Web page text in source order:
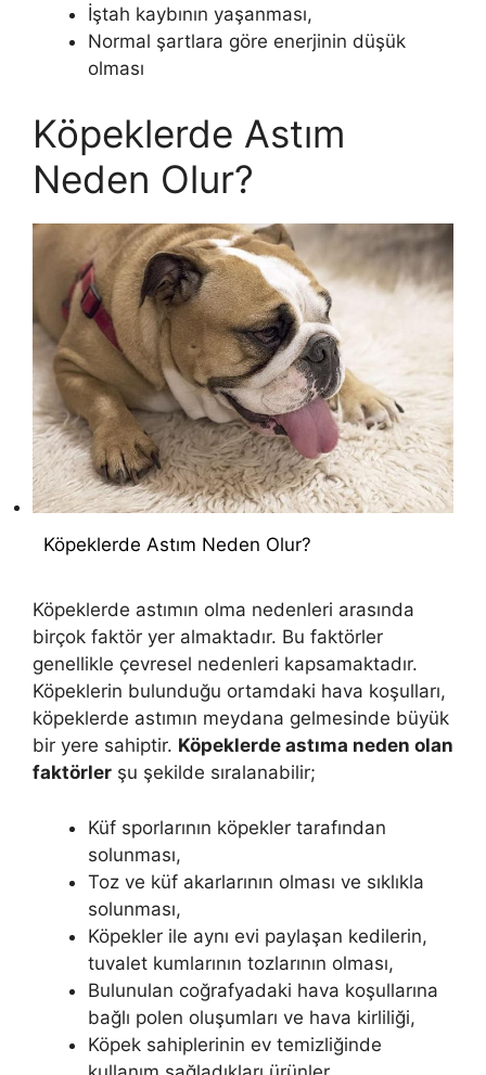
İştah kaybının yaşanması,
Normal şartlara göre enerjinin düşük
olması
Köpeklerde Astım
Neden Olur?
Köpeklerde Astım Neden Olur?
Köpeklerde astımın olma nedenleri arasında
birçok faktör yer almaktadır. Bu faktörler
genellikle çevresel nedenleri kapsamaktadır.
Köpeklerin bulunduğu ortamdaki hava koşulları,
köpeklerde astımın meydana gelmesinde büyük
bir yere sahiptir. Köpeklerde astıma neden olan
faktörler şu şekilde sıralanabilir;
Küf sporlarının köpekler tarafından
solunması,
Toz ve küf akarlarının olması ve sıklıkla
solunması,
Köpekler ile aynı evi paylaşan kedilerin,
tuvalet kumlarının tozlarının olması,
Bulunulan coğrafyadaki hava koşullarına
bağlı polen oluşumları ve hava kirliliği,
Köpek sahiplerinin ev temizliğinde